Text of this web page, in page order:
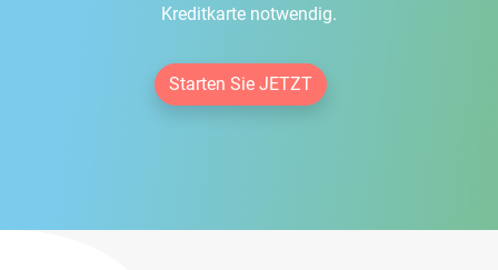
Kreditkarte notwendig.
Starten Sie JETZT